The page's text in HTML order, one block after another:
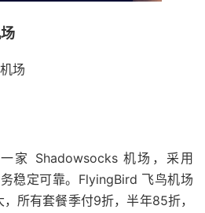
场
家 Shadowsocks 机场，采用
稳定可靠。FlyingBird 飞鸟机场
所有套餐季付9折，半年85折，